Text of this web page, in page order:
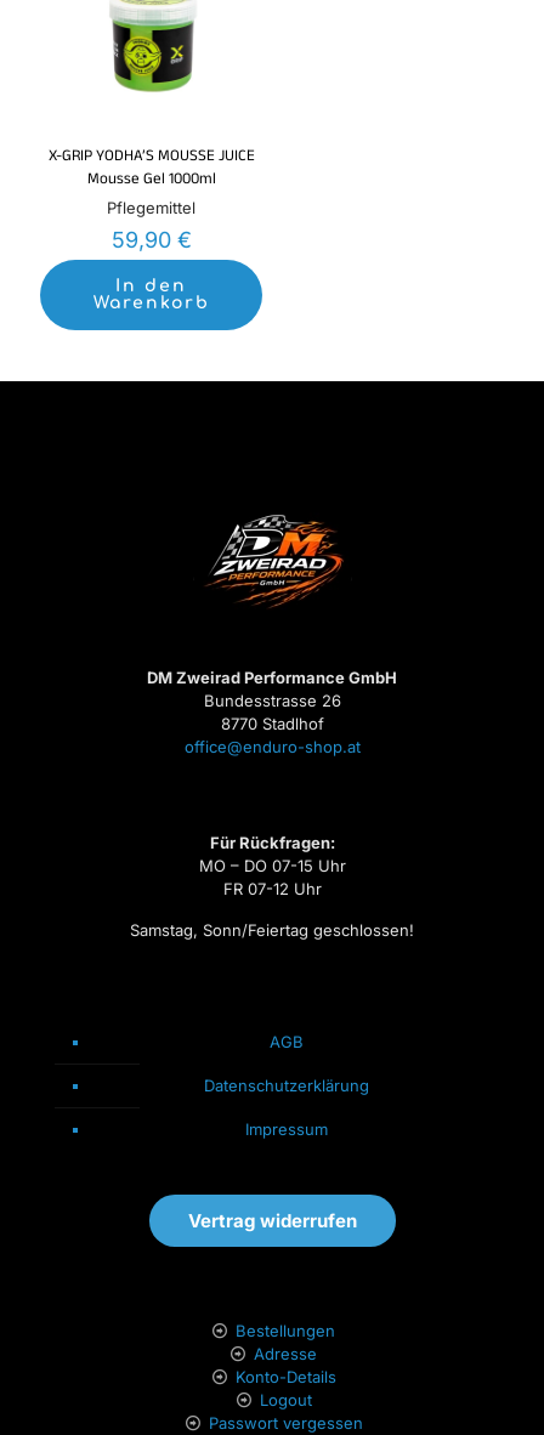
X-GRIP YODHA’S MOUSSE JUICE
Mousse Gel 1000ml
Pflegemittel
59,90 €
In den
Warenkorb
DM Zweirad Performance GmbH
Bundesstrasse 26
8770 Stadlhof
office@enduro-shop.at
Für Rückfragen:
MO – DO 07-15 Uhr
FR 07-12 Uhr
Samstag, Sonn/Feiertag geschlossen!
AGB
Datenschutzerklärung
Impressum
Vertrag widerrufen
Bestellungen
Adresse
Konto-Details
Logout
Passwort vergessen